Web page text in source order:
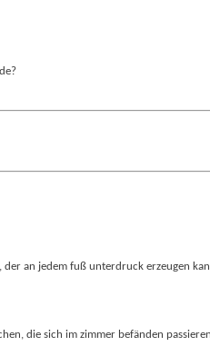
an jedem fuß unterdruck erzeugen
die sich im zimmer befänden